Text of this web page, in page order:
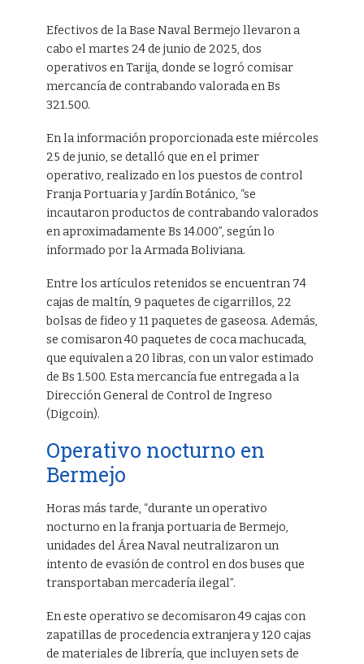
Efectivos de la Base Naval Bermejo llevaron a
cabo el martes 24 de junio de 2025, dos
operativos en Tarija, donde se logró comisar
mercancía de contrabando valorada en Bs
321.500.
En la información proporcionada este miércoles
25 de junio, se detalló que en el primer
operativo, realizado en los puestos de control
Franja Portuaria y Jardín Botánico, “se
incautaron productos de contrabando valorados
en aproximadamente Bs 14.000”, según lo
informado por la Armada Boliviana.
Entre los artículos retenidos se encuentran 74
cajas de maltín, 9 paquetes de cigarrillos, 22
bolsas de fideo y 11 paquetes de gaseosa. Además,
se comisaron 40 paquetes de coca machucada,
que equivalen a 20 libras, con un valor estimado
de Bs 1.500. Esta mercancía fue entregada a la
Dirección General de Control de Ingreso
(Digcoin).
Operativo nocturno en
Bermejo
Horas más tarde, “durante un operativo
nocturno en la franja portuaria de Bermejo,
unidades del Área Naval neutralizaron un
intento de evasión de control en dos buses que
transportaban mercadería ilegal”.
En este operativo se decomisaron 49 cajas con
zapatillas de procedencia extranjera y 120 cajas
de materiales de librería, que incluyen sets de